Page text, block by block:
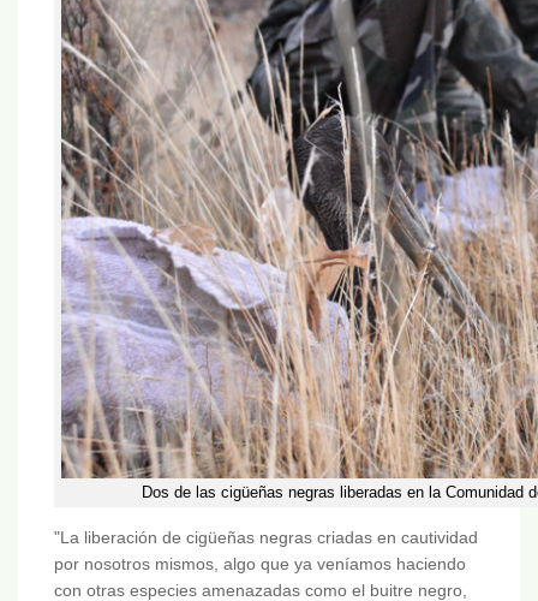
Dos de las cigüeñas negras liberadas en la Comunidad
"La liberación de cigüeñas negras criadas en cautividad
por nosotros mismos, algo que ya veníamos haciendo
con otras especies amenazadas como el buitre negro,